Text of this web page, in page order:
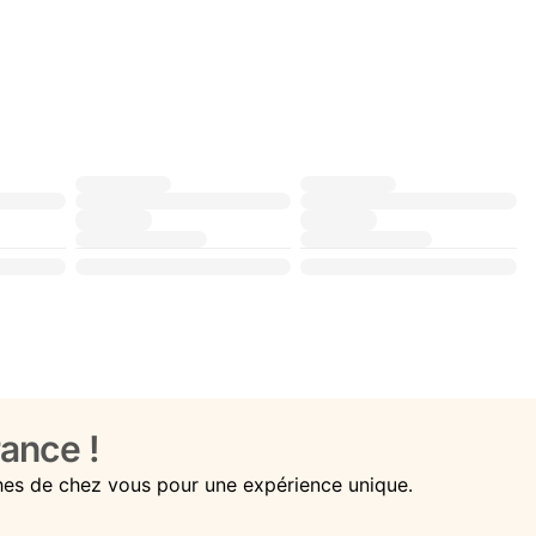
!
de chez vous pour une expérience unique.